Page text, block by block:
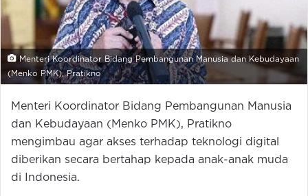
Menteri Koordinator Bidang Pembangunan Manusia dan Kebudayaan
(Menko PMK), Pratikno
Menteri Koordinator Bidang Pembangunan Manusia
dan Kebudayaan (Menko PMK), Pratikno
mengimbau agar akses terhadap teknologi digital
diberikan secara bertahap kepada anak-anak muda
di Indonesia.